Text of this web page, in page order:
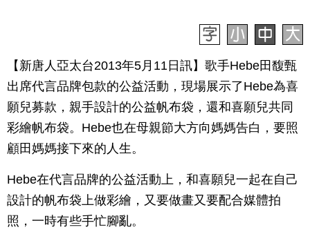
【新唐人亞太台2013年5月11日訊】歌手Hebe田馥甄
出席代言品牌包款的公益活動，現場展示了Hebe為喜
願兒募款，親手設計的公益帆布袋，還和喜願兒共同
彩繪帆布袋。Hebe也在母親節大方向媽媽告白，要照
顧田媽媽接下來的人生。
Hebe在代言品牌的公益活動上，和喜願兒一起在自己
設計的帆布袋上做彩繪，又要做畫又要配合媒體拍
照，一時有些手忙腳亂。